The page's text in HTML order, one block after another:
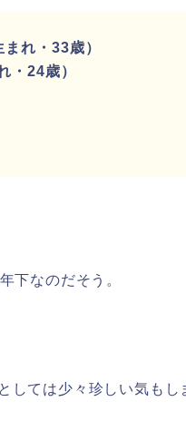
れ・33歳）
・24歳）
下なのだそう。
ては少々珍しい気もし